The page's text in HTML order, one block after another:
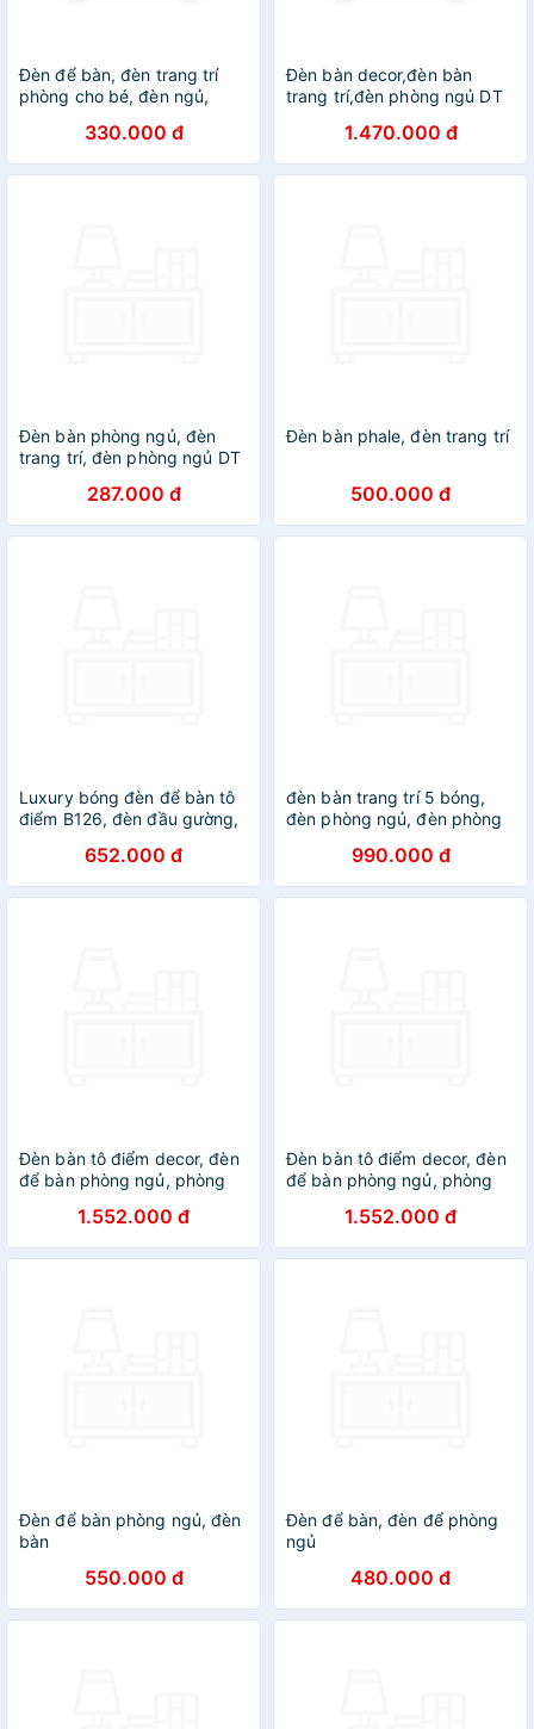
Đèn để bàn, đèn trang trí
phòng cho bé, đèn ngủ,
330.000 đ
Đèn bàn decor,đèn bàn
trang trí,đèn phòng ngủ DT
1.470.000 đ
Đèn bàn phòng ngủ, đèn
trang trí, đèn phòng ngủ DT
287.000 đ
Đèn bàn phale, đèn trang trí
500.000 đ
Luxury bóng đèn để bàn tô
điểm B126, đèn đầu gường,
652.000 đ
đèn bàn trang trí 5 bóng,
đèn phòng ngủ, đèn phòng
990.000 đ
Đèn bàn tô điểm decor, đèn
để bàn phòng ngủ, phòng
bàn, đèn tô điểm khách sạn
DT
1.552.000 đ
Đèn bàn tô điểm decor, đèn
để bàn phòng ngủ, phòng
bàn, đèn tô điểm khách sạn
DT
1.552.000 đ
Đèn để bàn phòng ngủ, đèn
bàn
550.000 đ
Đèn để bàn, đèn để phòng
ngủ
480.000 đ